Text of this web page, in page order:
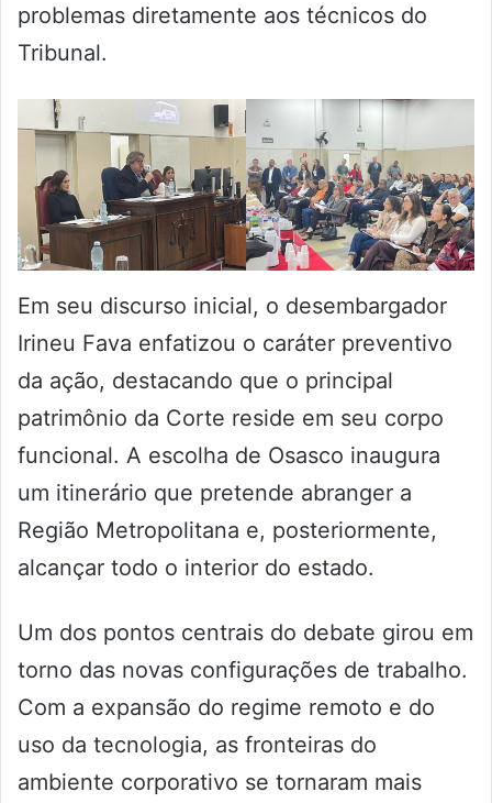
problemas diretamente aos técnicos do
Tribunal.
Em seu discurso inicial, o desembargador
Irineu Fava enfatizou o caráter preventivo
da ação, destacando que o principal
patrimônio da Corte reside em seu corpo
funcional. A escolha de Osasco inaugura
um itinerário que pretende abranger a
Região Metropolitana e, posteriormente,
alcançar todo o interior do estado.
Um dos pontos centrais do debate girou em
torno das novas configurações de trabalho.
Com a expansão do regime remoto e do
uso da tecnologia, as fronteiras do
ambiente corporativo se tornaram mais